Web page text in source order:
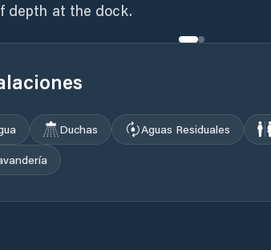
depth at the dock.
Duchas Aguas Residuales